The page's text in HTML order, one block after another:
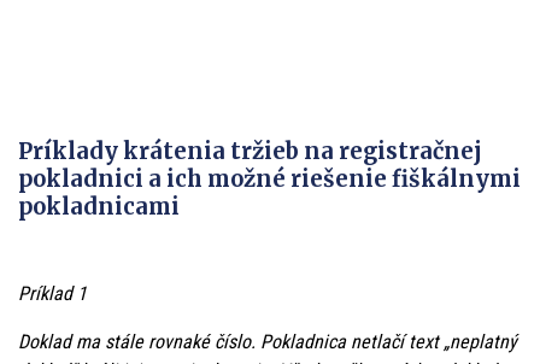
Príklady krátenia tržieb na registračnej
pokladnici a ich možné riešenie fiškálnymi
pokladnicami
Príklad 1
Doklad ma stále rovnaké číslo. Pokladnica netlačí text „neplatný